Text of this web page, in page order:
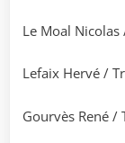
Le Moal
Lefaix Hervé /
Gourvès René